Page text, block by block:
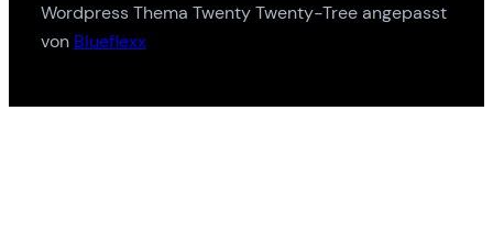
Wordpress Thema Twenty Twenty-Tree angepasst
von Blueflexx